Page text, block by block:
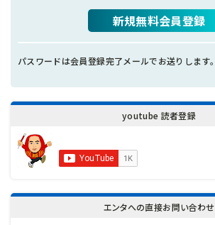
新規無料会員登録
パスワードは会員登録完了メールでお送りします。
youtube 読者登録
エンタへの直接お問い合わせ